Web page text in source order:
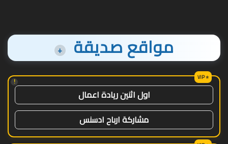
مواقع صديقة +
!
اول اثنين ريادة اعمال
مشاركة ارباح ادسنس